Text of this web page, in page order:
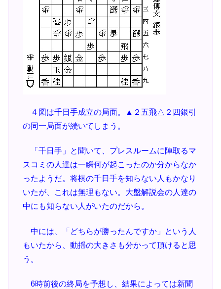
４図は千日手成立の局面。▲２五飛△２四銀引
の同一局面が続いてしまう。
「千日手」と聞いて、プレスルームに陣取るマ
スコミの人達は一瞬何が起こったのか分からなか
ったようだ。将棋の千日手を知らない人もかなり
いたが、これは無理もない。大盤解説会の人達の
中にも知らない人がいたのだから。
中には、「どちらが勝ったんですか」という人
もいたから、動揺の大きさも分かって頂けると思
う。
6時前後の終局を予想し、結果によっては新聞